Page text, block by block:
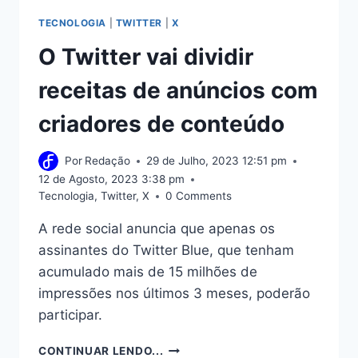
TECNOLOGIA TWITTER X
O Twitter vai dividir
receitas de anúncios com
criadores de conteúdo
Por Redação
29 de Julho, 2023 12:51 pm
12 de Agosto, 2023 3:38 pm
Tecnologia, Twitter, X 0 Comments
A rede social anuncia que apenas os
assinantes do Twitter Blue, que tenham
acumulado mais de 15 milhões de
impressões nos últimos 3 meses, poderão
participar.
CONTINUAR LENDO...